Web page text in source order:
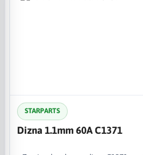
STARPARTS
Dizna 1.1mm 60A C1371